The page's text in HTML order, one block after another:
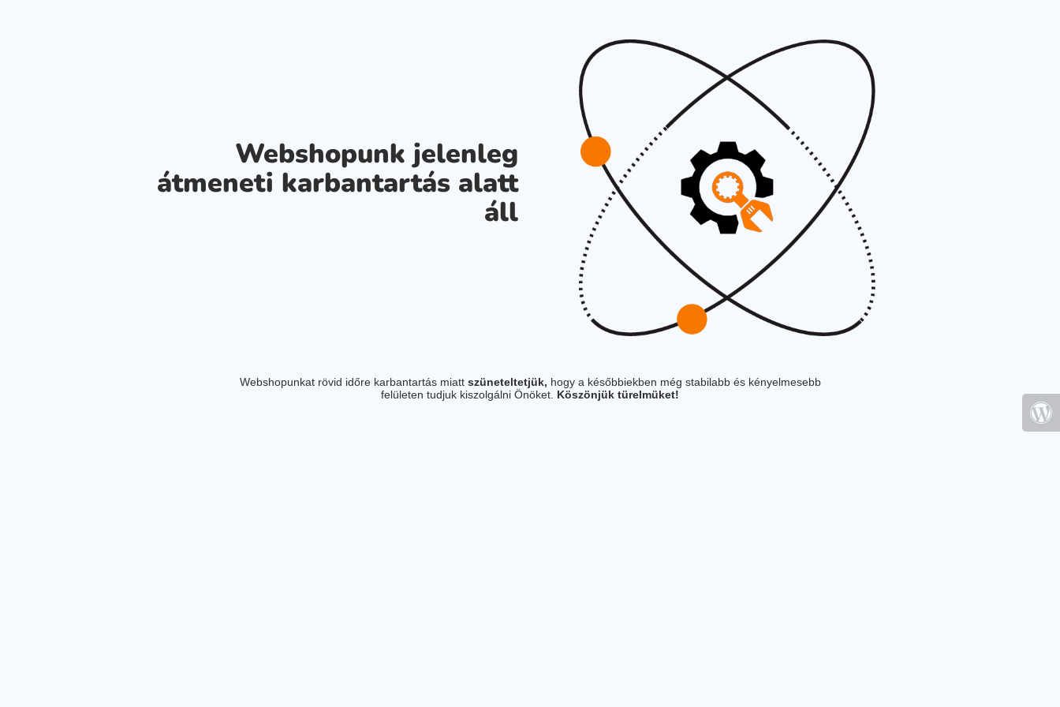
Webshopunk jelenleg
átmeneti karbantartás alatt
áll
Webshopunkat rövid időre karbantartás miatt szüneteltetjük, hogy a későbbiekben még stabilabb és kényelmesebb
felületen tudjuk kiszolgálni Önöket. Köszönjük türelmüket!